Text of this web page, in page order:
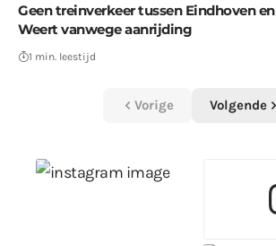
Geen treinverkeer tussen Eindhoven en
Weert vanwege aanrijding
1 min. leestijd
Vorige Volgende